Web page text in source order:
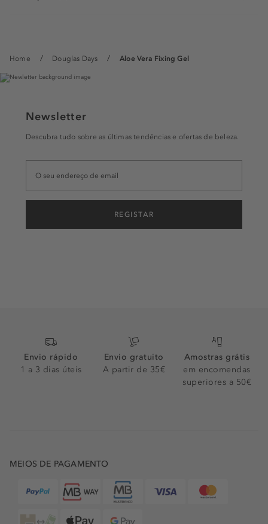
Home Douglas Days Aloe Vera Fixing Gel
Newsletter
Descubra tudo sobre as últimas tendências e ofertas de beleza.
REGISTAR
Envio rápido
1 a 3 dias úteis
Envio gratuito
A partir de 35€
Amostras grátis
em encomendas
superiores a 50€
MEIOS DE PAGAMENTO